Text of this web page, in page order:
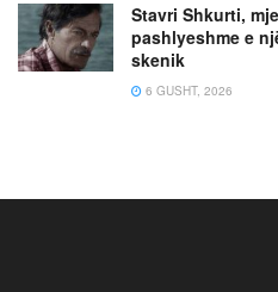
Stavri Shkurti,
pashlyeshme e
skenik
6 GUSHT, 2026